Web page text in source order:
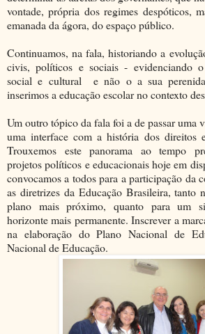
vontade, própria dos regimes despóticos,
emanada da ágora, do espaço público.
Continuamos, na fala, historiando a
civis, políticos e sociais - evidenciando
social e cultural e não o a sua
inserimos a educação escolar no contexto
Um outro tópico da fala foi a de passar uma
uma interface com a história dos direitos
Trouxemos este panorama ao tempo
projetos políticos e educacionais hoje em
convocamos a todos para a participação da
as diretrizes da Educação Brasileira, tanto
plano mais próximo, quanto para um
horizonte mais permanente. Inscrever a
na elaboração do Plano Nacional de
Nacional de Educação.